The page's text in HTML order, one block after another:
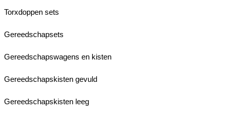
Torxdoppen sets
Gereedschapsets
Gereedschapswagens en kisten
Gereedschapskisten gevuld
Gereedschapskisten leeg